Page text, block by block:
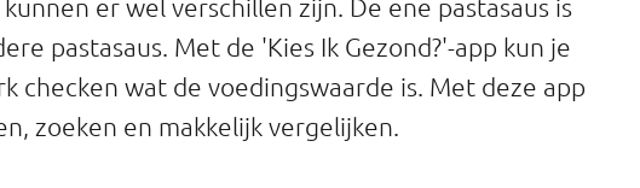
er wel verschillen zijn. De ene pastasaus is
pastasaus. Met de 'Kies Ik Gezond?'-app kun je
checken wat de voedingswaarde is. Met deze app
zoeken en makkelijk vergelijken.